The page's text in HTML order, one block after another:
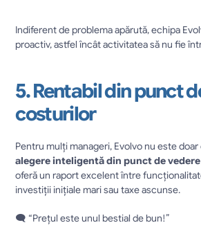
Indiferent de problema apărută, echipa
proactiv, astfel încât activitatea să nu fie
5. Rentabil din punct
costurilor
alegere inteligentă din punct de
oferă un raport excelent între
investiții inițiale mari sau taxe ascunse.
🗨️ “Prețul este unul bestial de bun!”